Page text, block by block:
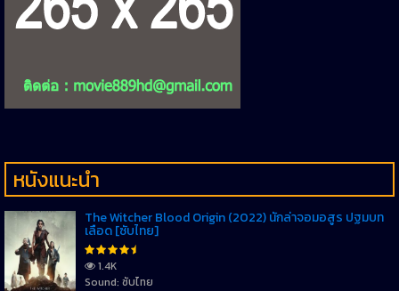
หนังแนะนำ
The Witcher Blood Origin (2022) นักล่าจอมอสูร ปฐมบท
เลือด [ซับไทย]
1.4K
Sound: ซับไทย